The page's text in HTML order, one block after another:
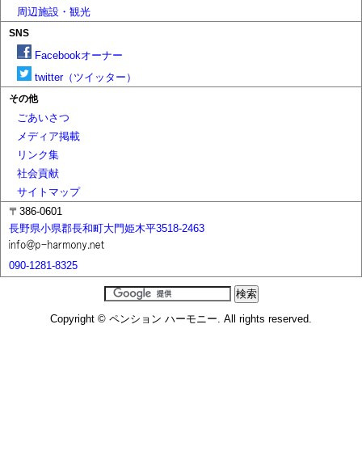
周辺施設・観光
SNS
Facebookオーナー
twitter（ツイッター）
その他
ごあいさつ
メディア掲載
リンク集
社会貢献
サイトマップ
〒386-0601
長野県小県郡長和町大門姫木平3518-2463
090-1281-8325
Copyright © ペンション ハーモニー. All rights reserved.